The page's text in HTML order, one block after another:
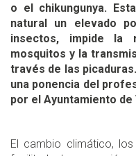
o el chikungunya.
natural un elevado
insectos, impide la
mosquitos y la
través de las
una ponencia del
por el Ayuntamiento de
El cambio climático,